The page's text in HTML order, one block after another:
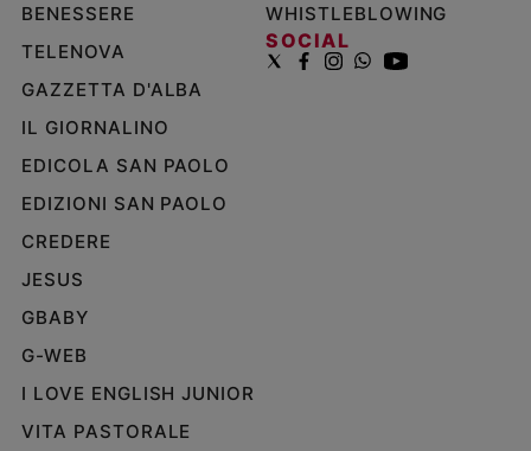
BENESSERE
TELENOVA
GAZZETTA D'ALBA
IL GIORNALINO
EDICOLA SAN PAOLO
EDIZIONI SAN PAOLO
CREDERE
JESUS
GBABY
G-WEB
I LOVE ENGLISH JUNIOR
VITA PASTORALE
WHISTLEBLOWING
SOCIAL